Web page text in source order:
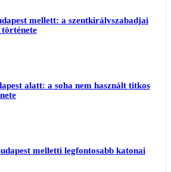
mellett: a szentkirályszabadjai
alatt: a soha nem használt titkos
melletti legfontosabb katonai